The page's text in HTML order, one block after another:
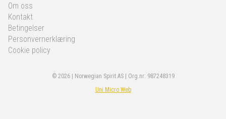
Om oss
Kontakt
Betingelser
Personvernerklæring
Cookie policy
© 2026 | Norwegian Spirit AS | Org.nr: 987248319
Uni Micro Web